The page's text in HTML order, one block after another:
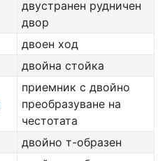
двустранен рудничен
двор
двоен ход
двойна стойка
приемник с двойно
преобразуване на
честотата
двойно т-образен